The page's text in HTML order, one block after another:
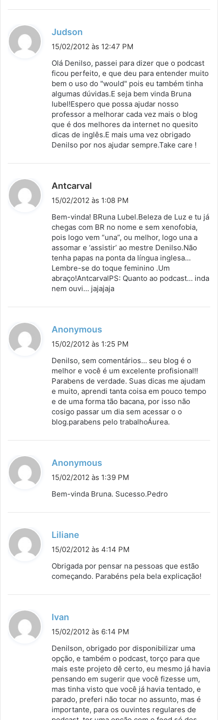
Judson
i
s
e
:
15/02/2012 às 12:47 PM
Olá Denilso, passei para dizer que o podcast
ficou perfeito, e que deu para entender muito
bem o uso do "would" pois eu também tinha
algumas dúvidas.E seja bem vinda Bruna
Iubel!Espero que possa ajudar nosso
professor a melhorar cada vez mais o blog
que é dos melhores da internet no quesito
dicas de inglês.E mais uma vez obrigado
Denilso por nos ajudar sempre.Take care !
Antcarval
i
s
e
:
15/02/2012 às 1:08 PM
Bem-vinda! BRuna Lubel.Beleza de Luz e tu já
chegas com BR no nome e sem xenofobia,
pois logo vem “una”, ou melhor, logo una a
assomar e ‘assistir’ ao mestre Denilso.Não
tenha papas na ponta da língua inglesa…
Lembre-se do toque feminino .Um
abraço!AntcarvalPS: Quanto ao podcast… inda
nem ouvi… jajajaja
Anonymous
i
s
e
:
15/02/2012 às 1:25 PM
Denilso, sem comentários… seu blog é o
melhor e você é um excelente profisional!!
Parabens de verdade. Suas dicas me ajudam
e muito, aprendi tanta coisa em pouco tempo
e de uma forma tão bacana, por isso não
cosigo passar um dia sem acessar o o
blog.parabens pelo trabalhoÁurea.
Anonymous
i
e
15/02/2012 às 1:39 PM
Bem-vinda Bruna. Sucesso.Pedro
Liliane
i
s
15/02/2012 às 4:14 PM
Obrigada por pensar na pessoas que estão
começando. Parabéns pela bela explicação!
Ivan
i
s
e
:
15/02/2012 às 6:14 PM
Denilson, obrigado por disponibilizar uma
opção, e também o podcast, torço para que
mais este projeto dê certo, eu mesmo já havia
pensando em sugerir que você fizesse um,
mas tinha visto que você já havia tentado, e
parado, preferi não tocar no assunto, mas é
importante, para os ouvintes regulares de